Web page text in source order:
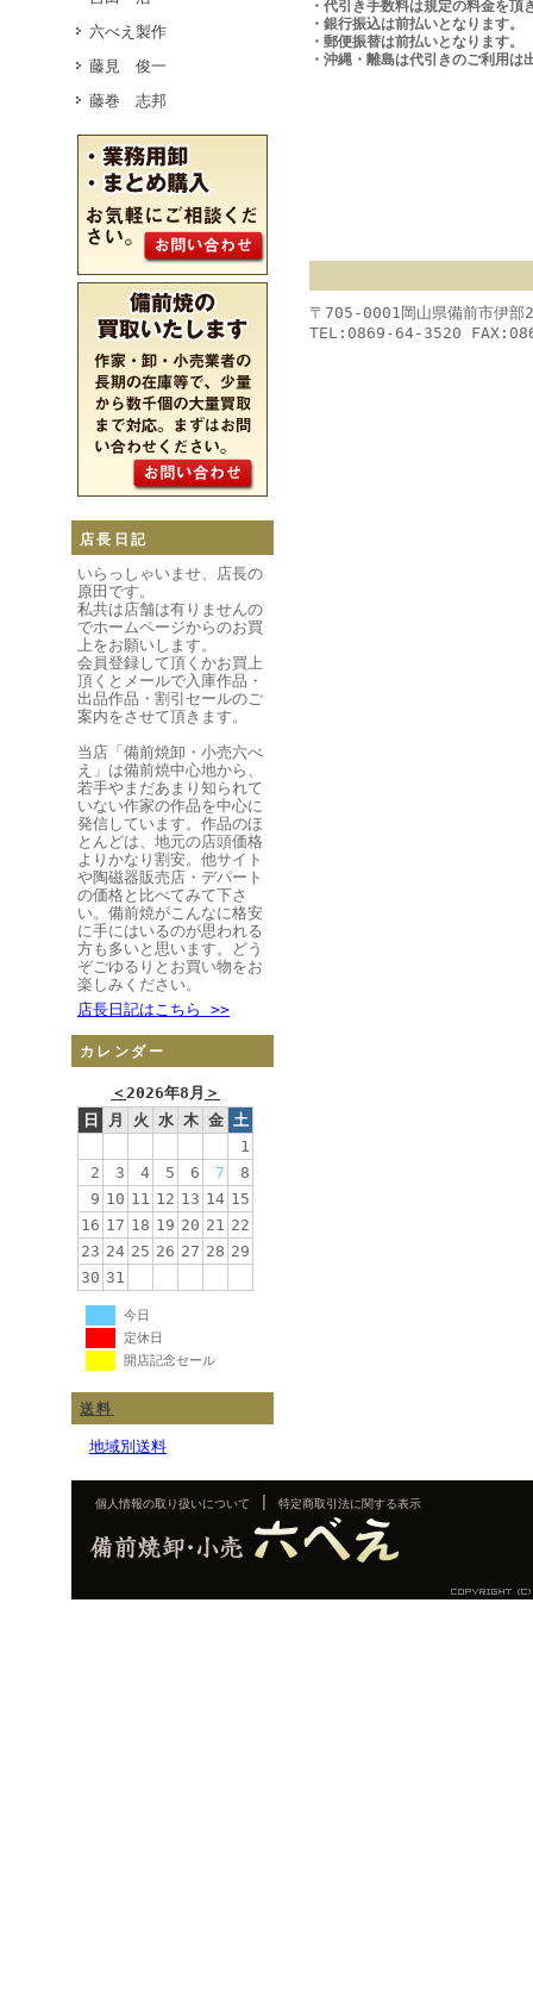
六べえ製作
藤見 俊一
藤巻 志邦
店長日記
いらっしゃいませ、店長の
原田です。
私共は店舗は有りませんの
でホームページからのお買
上をお願いします。
会員登録して頂くかお買上
頂くとメールで入庫作品・
出品作品・割引セールのご
案内をさせて頂きます。
当店「備前焼卸・小売六べ
え」は備前焼中心地から、
若手やまだあまり知られて
いない作家の作品を中心に
発信しています。作品のほ
とんどは、地元の店頭価格
よりかなり割安。他サイト
や陶磁器販売店・デパート
の価格と比べてみて下さ
い。備前焼がこんなに格安
に手にはいるのが思われる
方も多いと思います。どう
ぞごゆるりとお買い物をお
楽しみください。
店長日記はこちら >>
カレンダー
＜2026年8月 ＞
日
月 火 水 木 金 土
1
2
3 4 5 6 7
8
9 10 11 12 13 14 15
16 17 18 19 20 21 22
23 24 25 26 27 28 29
30 31
今日
定休日
開店記念セール
送料
地域別送料
・代引き手数料は規定の料金を頂
・銀行振込は前払いとなります。
・郵便振替は前払いとなります。
・沖縄・離島は代引きのご利用は
〒705-0001岡山県備前市伊
TEL:0869-64-3520
個人情報の取り扱いについて 特定商取引法に関する表示